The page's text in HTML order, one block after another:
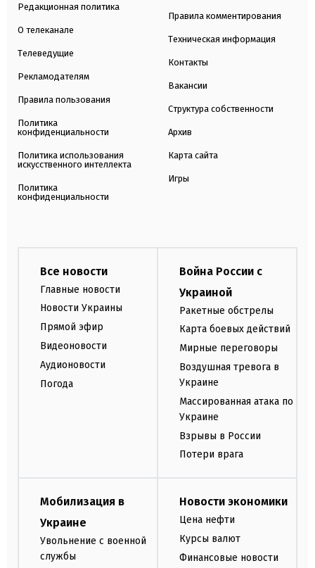
Редакционная политика
О телеканале
Телеведущие
Рекламодателям
Правила пользования
Политика
конфиденциальности
Политика использования
искусственного интеллекта
Политика
конфиденциальности
Правила комментирования
Техническая информация
Контакты
Вакансии
Структура собственности
Архив
Карта сайта
Игры
Все новости
Главные новости
Новости Украины
Прямой эфир
Видеоновости
Аудионовости
Погода
Война России с
Украиной
Ракетные обстрелы
Карта боевых действий
Мирные переговоры
Воздушная тревога в
Украине
Массированная атака по
Украине
Взрывы в России
Потери врага
Мобилизация в
Украине
Увольнение с военной
службы
Новости экономики
Цена нефти
Курсы валют
Финансовые новости